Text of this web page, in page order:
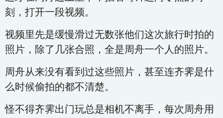
刻，打开一段视频。
视频里先是缓慢滑过无数张他们这次旅行时拍的
照片，除了几张合照，全是周舟一个人的照片。
周舟从来没有看到过这些照片，甚至连齐霁是什
么时候偷拍的都不清楚。
怪不得齐霁出门玩总是相机不离手，每次周舟用